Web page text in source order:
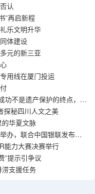
认
”再启新程
乐文明升华
体建设
元的新三亚
用线在厦门投运
功不是遗产保护的终点，而
探秘四川人文之美
华夏文脉
办，联合中国银联发布国
能力大赛决赛举行
”提示引争议
支援任务